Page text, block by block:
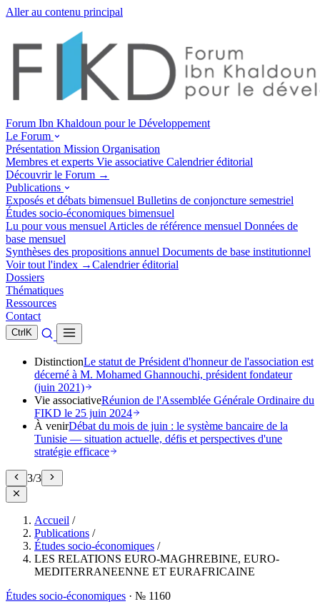
Aller au contenu principal
Forum Ibn Khaldoun pour le Développement
Le Forum
Présentation Mission Organisation
Membres et experts Vie associative Calendrier éditorial
Découvrir le Forum →
Publications
Exposés et débats bimensuel Bulletins de conjoncture semestriel
Études socio-économiques bimensuel
Lu pour vous mensuel Articles de référence mensuel Données de
base mensuel
Synthèses des propositions annuel Documents de base institutionnel
Voir tout l'index →Calendrier éditorial
Dossiers
Thématiques
Ressources
Contact
Ctrl K
DistinctionLe statut de Président d'honneur de l'association est
décerné à M. Mohamed Ghannouchi, président fondateur
(juin 2021)
Vie associativeRéunion de l'Assemblée Générale Ordinaire du
FIKD le 25 juin 2024
À venirDébat du mois de juin : le système bancaire de la
Tunisie — situation actuelle, défis et perspectives d'une
stratégie efficace
3/3
Accueil /
Publications /
Études socio-économiques /
LES RELATIONS EURO-MAGHREBINE, EURO-
MEDITERRANEENNE ET EURAFRICAINE
Études socio-économiques · № 1160